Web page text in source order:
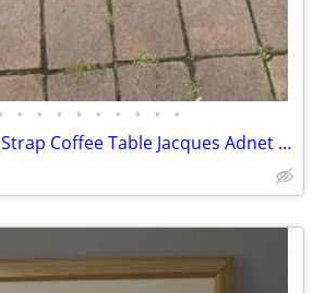
• • • • • • • • •
Vintage Equestrian Strap Coffee Table Jacques Adnet style A383